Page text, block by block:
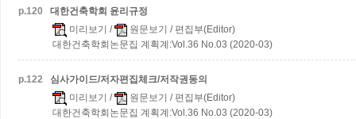
p.120
대한건축학회 윤리규정
미리보기 / 원문보기 / 편집부(Editor)
대한건축학회논문집 계획계:Vol.36 No.03 (2020-03)
p.122
심사가이드/저자편집체크/저작권동의
미리보기 / 원문보기 / 편집부(Editor)
대한건축학회논문집 계획계:Vol.36 No.03 (2020-03)